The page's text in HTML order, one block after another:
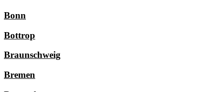
Bonn
Bottrop
Braunschweig
Bremen